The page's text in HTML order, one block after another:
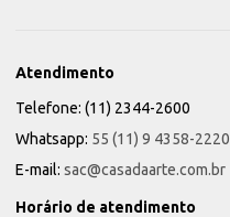
Atendimento
Telefone: (11) 2344-2600
Whatsapp: 55 (11) 9 4358-2220
E-mail: sac@casadaarte.com.br
Horário de atendimento